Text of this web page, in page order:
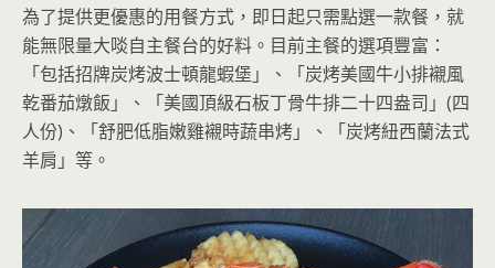
為了提供更優惠的用餐方式，即日起只需點選一款餐，就
能無限量大啖自主餐台的好料。目前主餐的選項豐富：
「包括招牌炭烤波士頓龍蝦堡」、「炭烤美國牛小排襯風
乾番茄燉飯」、「美國頂級石板丁骨牛排二十四盎司」(四
人份)、「舒肥低脂嫩雞襯時蔬串烤」、「炭烤紐西蘭法式
羊肩」等。